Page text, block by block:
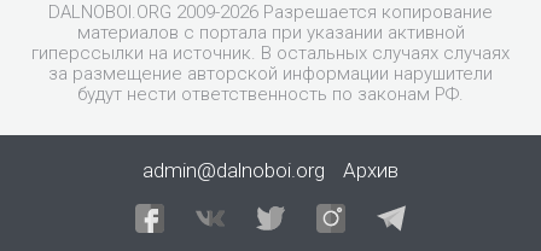
DALNOBOI.ORG 2009-2026 Разрешается копирование
материалов с портала при указании активной
гиперссылки на источник. В остальных случаях случаях
за размещение авторской информации нарушители
будут нести ответственность по законам РФ.
admin@dalnoboi.org Архив